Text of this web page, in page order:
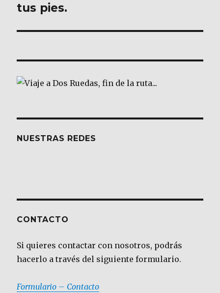
entradas
tus pies.
NUESTRAS REDES
CONTACTO
Si quieres contactar con nosotros, podrás
hacerlo a través del siguiente formulario.
Formulario – Contacto